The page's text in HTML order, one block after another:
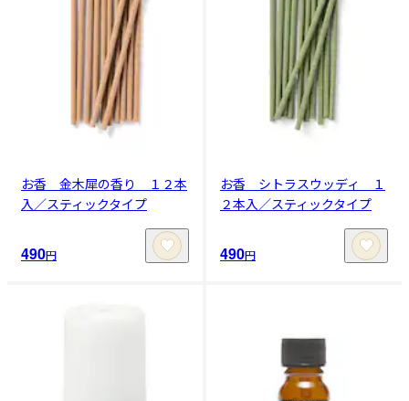
お香 金木犀の香り １２本
入／スティックタイプ
490円
お香 シトラスウッディ １
２本入／スティックタイプ
490円